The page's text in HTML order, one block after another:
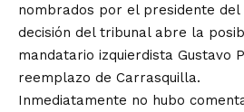
nombrados por el presidente del
decisión del tribunal abre la
mandatario izquierdista Gustavo
reemplazo de Carrasquilla.
Inmediatamente no hubo